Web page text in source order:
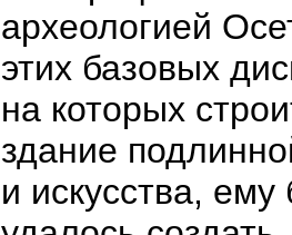
археологией
этих базовых
на которых
здание
и искусства,